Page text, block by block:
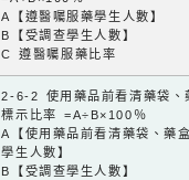
A【遵醫囑服藥學生人數】
B【受調查學生人數】
C 遵醫囑服藥比率
2-6-2 使用藥品前看清藥袋、
標示比率 =A÷B×100％
A【使用藥品前看清藥袋、藥
學生人數】
B【受調查學生人數】